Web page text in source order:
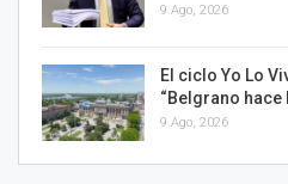
9 Ago, 2026
El ciclo Yo Lo
“Belgrano
9 Ago, 2026